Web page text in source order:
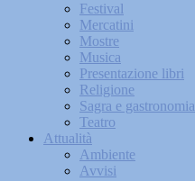
Festival
Mercatini
Mostre
Musica
Presentazione libri
Religione
Sagra e gastronomia
Teatro
Attualità
Ambiente
Avvisi